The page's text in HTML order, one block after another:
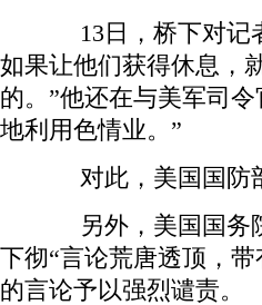
13日，桥下对记
如果让他们获得休息，
的。”他还在与美军司
地利用色情业。”
对此，美国国防部
另外，美国国务院
下彻“言论荒唐透顶，
的言论予以强烈谴责。